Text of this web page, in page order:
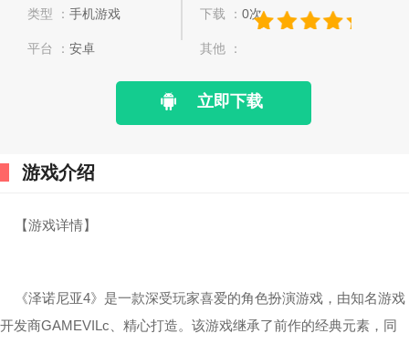
类型 ： 手机游戏 下载 ：0次
平台 ： 安卓 其他 ：
立即下载
游戏介绍
【游戏详情】
《泽诺尼亚4》是一款深受玩家喜爱的角色扮演游戏，由知名游戏
开发商GAMEVILc、精心打造。该游戏继承了前作的经典元素，同